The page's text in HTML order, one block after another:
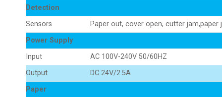
Detection
Sensors
Paper out, cover open, cutter
Power Supply
Input
AC 100V-240V 50/60HZ
Output
DC 24V/2.5A
Paper